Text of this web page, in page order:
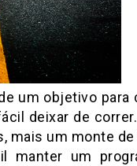
um objetivo para
deixar de
mais um monte
manter um